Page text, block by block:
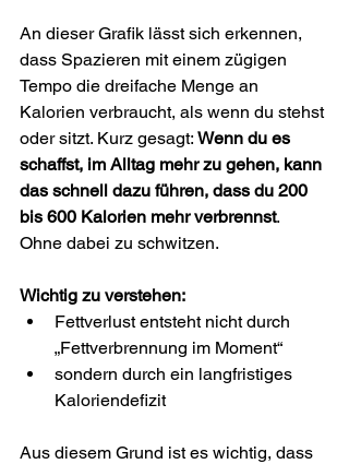
An dieser Grafik lässt sich erkennen,
dass Spazieren mit einem zügigen
Tempo die dreifache Menge an
Kalorien verbraucht, als wenn du stehst
oder sitzt. Kurz gesagt: Wenn du es
schaffst, im Alltag mehr zu gehen, kann
das schnell dazu führen, dass du 200
bis 600 Kalorien mehr verbrennst.
Ohne dabei zu schwitzen.
Wichtig zu verstehen:
Fettverlust entsteht nicht durch
„Fettverbrennung im Moment“
sondern durch ein langfristiges
Kaloriendefizit
Aus diesem Grund ist es wichtig, dass